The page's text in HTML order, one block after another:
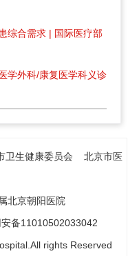
综合需求 | 国际医疗部
学外科/康复医学科义诊
卫生健康委员会
北京市医
北京朝阳医院
备11010502033042
rights Reserved